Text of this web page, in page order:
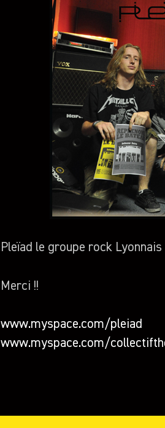
Pleïad le groupe rock
Merci !!
www.myspace.com/pleiad
www.myspace.com/